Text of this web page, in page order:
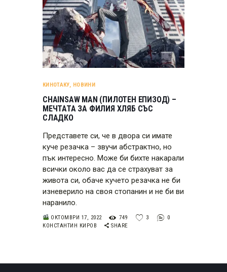
КИНОТАКУ, НОВИНИ
CHAINSAW MAN (ПИЛОТЕН ЕПИЗОД) –
МЕЧТАТА ЗА ФИЛИЯ ХЛЯБ СЪС
СЛАДКО
Представете си, че в двора си имате
куче резачка – звучи абстрактно, но
пък интересно. Може би бихте накарали
всички около вас да се страхуват за
живота си, обаче кучето резачка не би
изневерило на своя стопанин и не би ви
наранило.
ОКТОМВРИ 17, 2022 749 3
0
КОНСТАНТИН КИРОВ
SHARE